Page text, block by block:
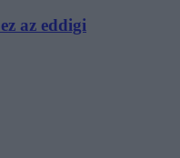
az eddigi